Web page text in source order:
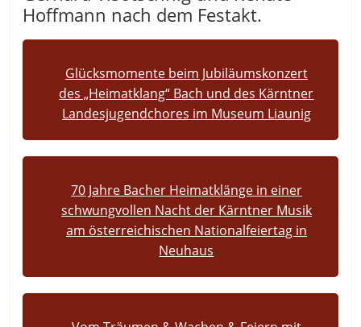
Hoffmann nach dem Festakt.
Glücksmomente beim Jubiläumskonzert
des „Heimatklang“ Bach und des Kärntner
Landesjugendchores im Museum Liaunig
70 Jahre Bacher Heimatklänge in einer
schwungvollen Nacht der Kärntner Musik
am österreichischen Nationalfeiertag in
Neuhaus